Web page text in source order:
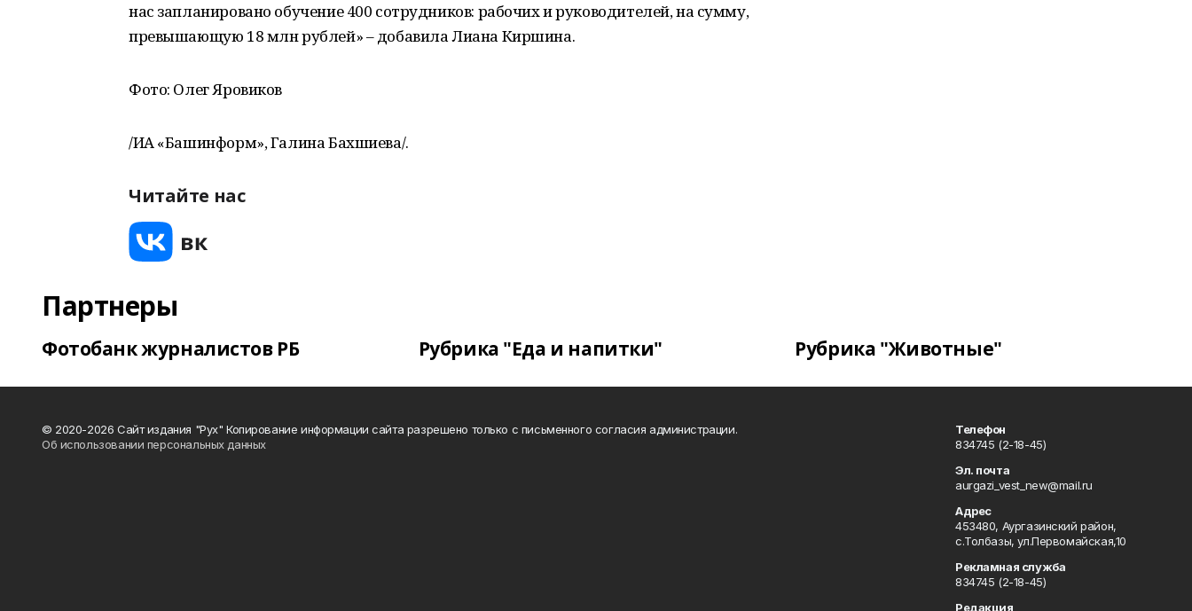
нас запланировано обучение 400 сотрудников: рабочих и руководителей, на сумму,
превышающую 18 млн рублей» – добавила Лиана Киршина.
Фото: Олег Яровиков
/ИА «Башинформ», Галина Бахшиева/.
Читайте нас
Партнеры
Фотобанк журналистов РБ Рубрика "Еда и напитки" Рубрика "Животные"
© 2020-2026 Сайт издания "Рух" Копирование информации сайта разрешено только с письменного согласия администрации.
Об использовании персональных данных
Телефон
834745 (2-18-45)
Эл. почта
aurgazi_vest_new@mail.ru
Адрес
453480, Аургазинский район,
с.Толбазы, ул.Первомайская,10
Рекламная служба
834745 (2-18-45)
Редакция